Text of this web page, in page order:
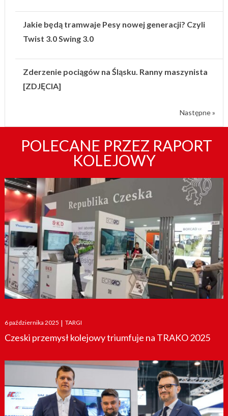
Jakie będą tramwaje Pesy nowej generacji? Czyli
Twist 3.0 Swing 3.0
Zderzenie pociągów na Śląsku. Ranny maszynista
[ZDJĘCIA]
Następne »
POLECANE PRZEZ RAPORT
KOLEJOWY
Posted
on
6 października 2025 | TARGI
Czeski przemysł kolejowy triumfuje na TRAKO 2025